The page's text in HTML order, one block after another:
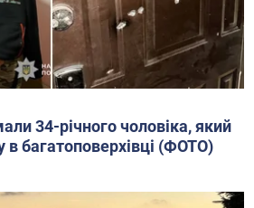
34-річного чоловіка, який
в багатоповерхівці (ФОТО)